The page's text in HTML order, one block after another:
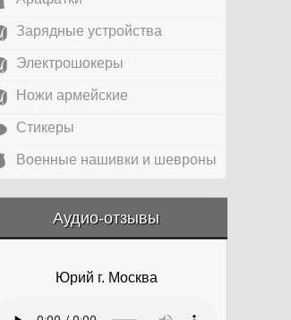
Зарядные устройства
Электрошокеры
Ножи армейские
Стикеры
Военные нашивки и шевроны
Аудио-отзывы
&amp;nbsp;
Юрий г. Москва